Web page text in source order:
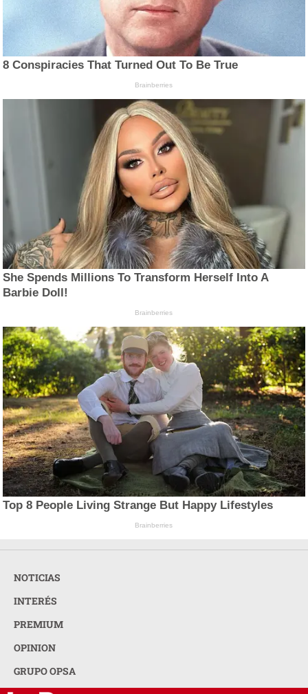
8 Conspiracies That Turned Out To Be True
Brainberries
She Spends Millions To Transform Herself Into A
Barbie Doll!
Brainberries
Top 8 People Living Strange But Happy Lifestyles
Brainberries
NOTICIAS
INTERÉS
PREMIUM
OPINION
GRUPO OPSA